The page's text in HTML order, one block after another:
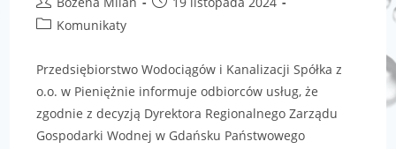
Komunikaty
Przedsiębiorstwo Wodociągów i Kanalizacji Spółka z
o.o. w Pieniężnie informuje odbiorców usług, że
zgodnie z decyzją Dyrektora Regionalnego Zarządu
Gospodarki Wodnej w Gdańsku Państwowego